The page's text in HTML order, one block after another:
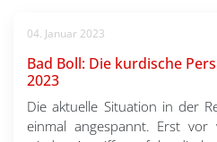
04. Januar 2023
Bad Boll: Die kurdische
2023
Die aktuelle Situation in der
einmal angespannt. Erst